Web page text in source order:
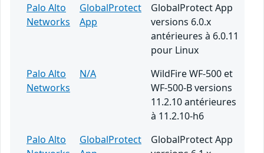
Palo Alto
Networks
GlobalProtect
App
GlobalProtect App
versions 6.0.x
antérieures à 6.0.11
pour Linux
Palo Alto
Networks
N/A
WildFire WF-500 et
WF-500-B versions
11.2.10 antérieures
à 11.2.10-h6
Palo Alto
GlobalProtect
GlobalProtect App